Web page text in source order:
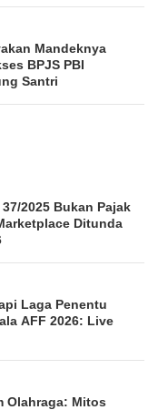
Mandeknya
BPJS PBI
Santri
2025 Bukan Pajak
Ditunda
Laga Penentu
AFF 2026: Live
Olahraga: Mitos